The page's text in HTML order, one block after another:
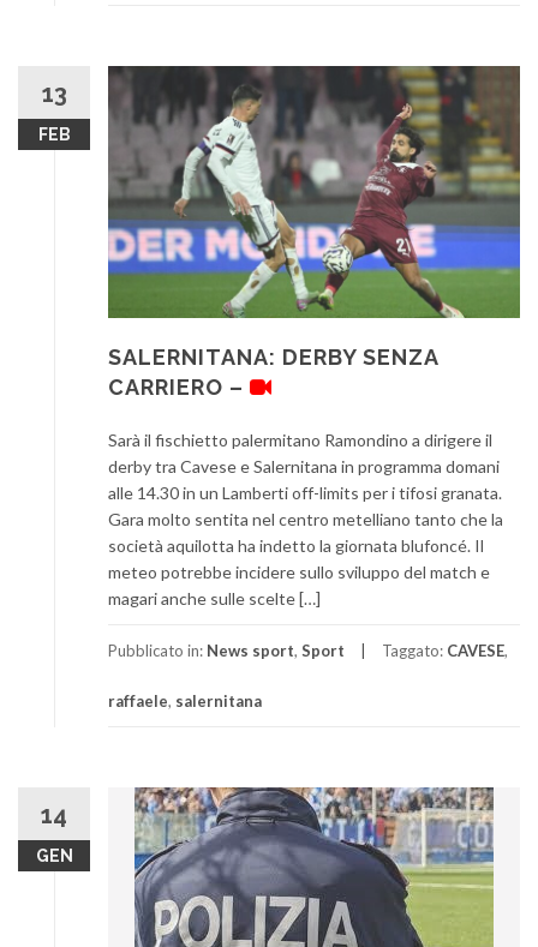
13
FEB
SALERNITANA: DERBY SENZA
CARRIERO –
Sarà il fischietto palermitano Ramondino a dirigere il
derby tra Cavese e Salernitana in programma domani
alle 14.30 in un Lamberti off-limits per i tifosi granata.
Gara molto sentita nel centro metelliano tanto che la
società aquilotta ha indetto la giornata blufoncé. Il
meteo potrebbe incidere sullo sviluppo del match e
magari anche sulle scelte […]
Pubblicato in: News sport, Sport Taggato: CAVESE,
raffaele, salernitana
14
GEN